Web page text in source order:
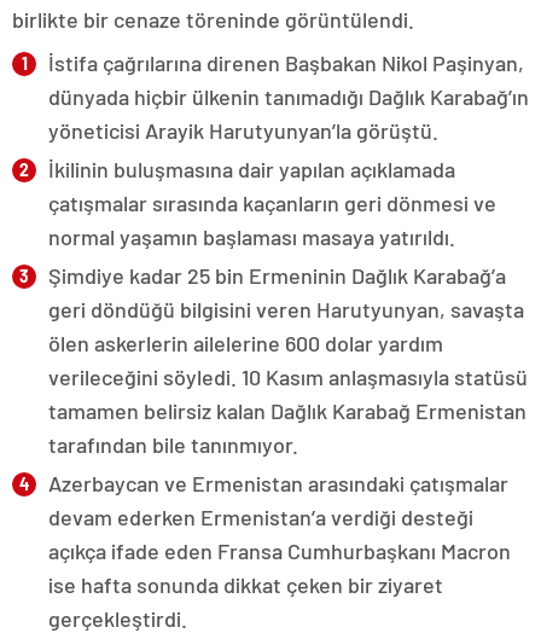
birlikte bir cenaze töreninde görüntülendi.
İstifa çağrılarına direnen Başbakan Nikol Paşinyan,
dünyada hiçbir ülkenin tanımadığı Dağlık Karabağ’ın
yöneticisi Arayik Harutyunyan’la görüştü.
İkilinin buluşmasına dair yapılan açıklamada
çatışmalar sırasında kaçanların geri dönmesi ve
normal yaşamın başlaması masaya yatırıldı.
Şimdiye kadar 25 bin Ermeninin Dağlık Karabağ’a
geri döndüğü bilgisini veren Harutyunyan, savaşta
ölen askerlerin ailelerine 600 dolar yardım
verileceğini söyledi. 10 Kasım anlaşmasıyla statüsü
tamamen belirsiz kalan Dağlık Karabağ Ermenistan
tarafından bile tanınmıyor.
Azerbaycan ve Ermenistan arasındaki çatışmalar
devam ederken Ermenistan’a verdiği desteği
açıkça ifade eden Fransa Cumhurbaşkanı Macron
ise hafta sonunda dikkat çeken bir ziyaret
gerçekleştirdi.